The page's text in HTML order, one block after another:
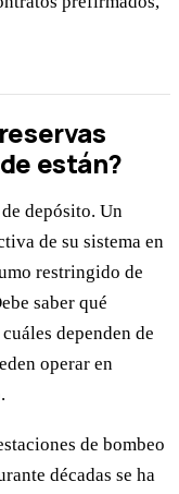
están?
depósito. Un
de su sistema en
restringido de
saber qué
dependen de
operar en
de bombeo
décadas se ha